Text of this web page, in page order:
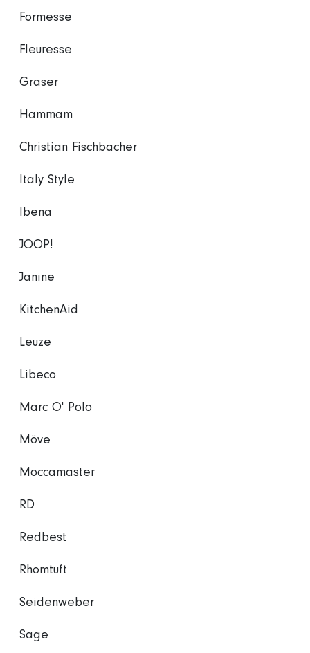
Formesse
Fleuresse
Graser
Hammam
Christian Fischbacher
Italy Style
Ibena
JOOP!
Janine
KitchenAid
Leuze
Libeco
Marc O' Polo
Möve
Moccamaster
RD
Redbest
Rhomtuft
Seidenweber
Sage